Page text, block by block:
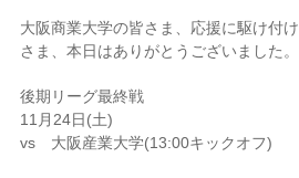
大阪商業大学の皆さま、応援に駆け付
さま、本日はありがとうございました。
後期リーグ最終戦
11月24日(土)
vs 大阪産業大学(13:00キックオフ)